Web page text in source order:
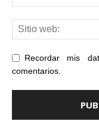
Recordar mis
comentarios.